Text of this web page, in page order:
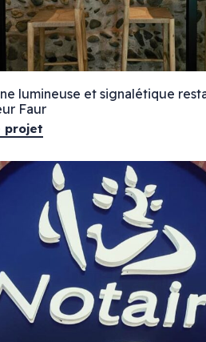
Pharmacie
Croix de pharmacie
Enseignes
Signalétique
lumineuse et signalétique
Faur
projet